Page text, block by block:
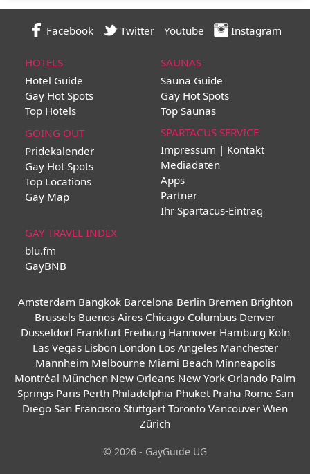
Facebook Twitter Youtube Instagram
HOTELS
Hotel Guide
Gay Hot Spots
Top Hotels
SAUNAS
Sauna Guide
Gay Hot Spots
Top Saunas
GOING OUT
Pridekalender
Gay Hot Spots
Top Locations
Gay Map
SPARTACUS SERVICE
Impressum | Kontakt
Mediadaten
Apps
Partner
Ihr Spartacus-Eintrag
GAY TRAVEL INDEX
blu.fm
GayBNB
Amsterdam Bangkok Barcelona Berlin Bremen Brighton
Brussels Buenos Aires Chicago Columbus Denver
Düsseldorf Frankfurt Freiburg Hannover Hamburg Köln
Las Vegas Lisbon London Los Angeles Manchester
Mannheim Melbourne Miami Beach Minneapolis
Montréal München New Orleans New York Orlando Palm
Springs Paris Perth Philadelphia Phuket Praha Rome San
Diego San Francisco Stuttgart Toronto Vancouver Wien
Zürich
© 2026 - GayGuide UG